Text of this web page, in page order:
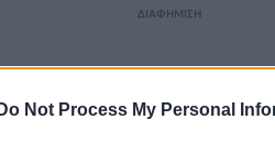
Do Not Process My Personal
ΔΙΑΦΗΜΙΣΗ